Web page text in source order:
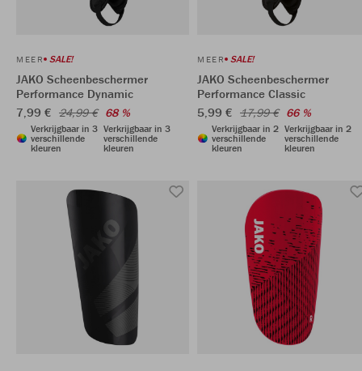
MEER SALE!
JAKO Scheenbeschermer
Performance Dynamic
7,99 € 24,99 € 68 %
Verkrijgbaar in 3
verschillende
kleuren
Verkrijgbaar in 3
verschillende
kleuren
MEER SALE!
JAKO Scheenbeschermer
Performance Classic
5,99 € 17,99 € 66 %
Verkrijgbaar in 2
verschillende
kleuren
Verkrijgbaar in 2
verschillende
kleuren